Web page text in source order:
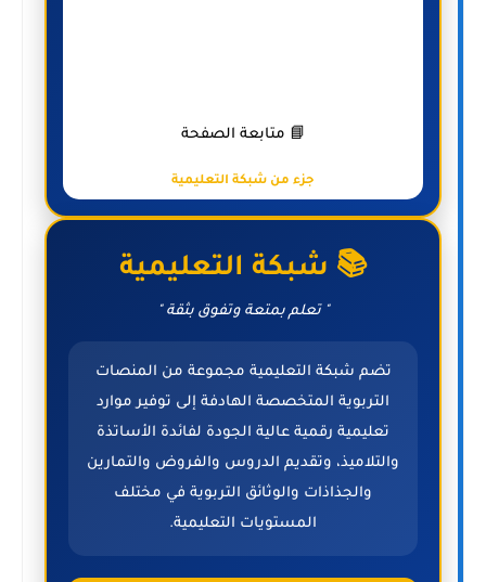
📘 متابعة الصفحة
جزء من شبكة التعليمية
📚 شبكة التعليمية
" تعلم بمتعة وتفوق بثقة "
تضم شبكة التعليمية مجموعة من المنصات
التربوية المتخصصة الهادفة إلى توفير موارد
تعليمية رقمية عالية الجودة لفائدة الأساتذة
والتلاميذ، وتقديم الدروس والفروض والتمارين
والجذاذات والوثائق التربوية في مختلف
المستويات التعليمية.